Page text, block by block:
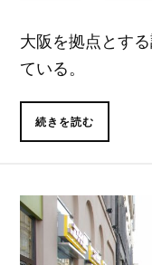
大阪を拠点とす
ている。
続きを読む